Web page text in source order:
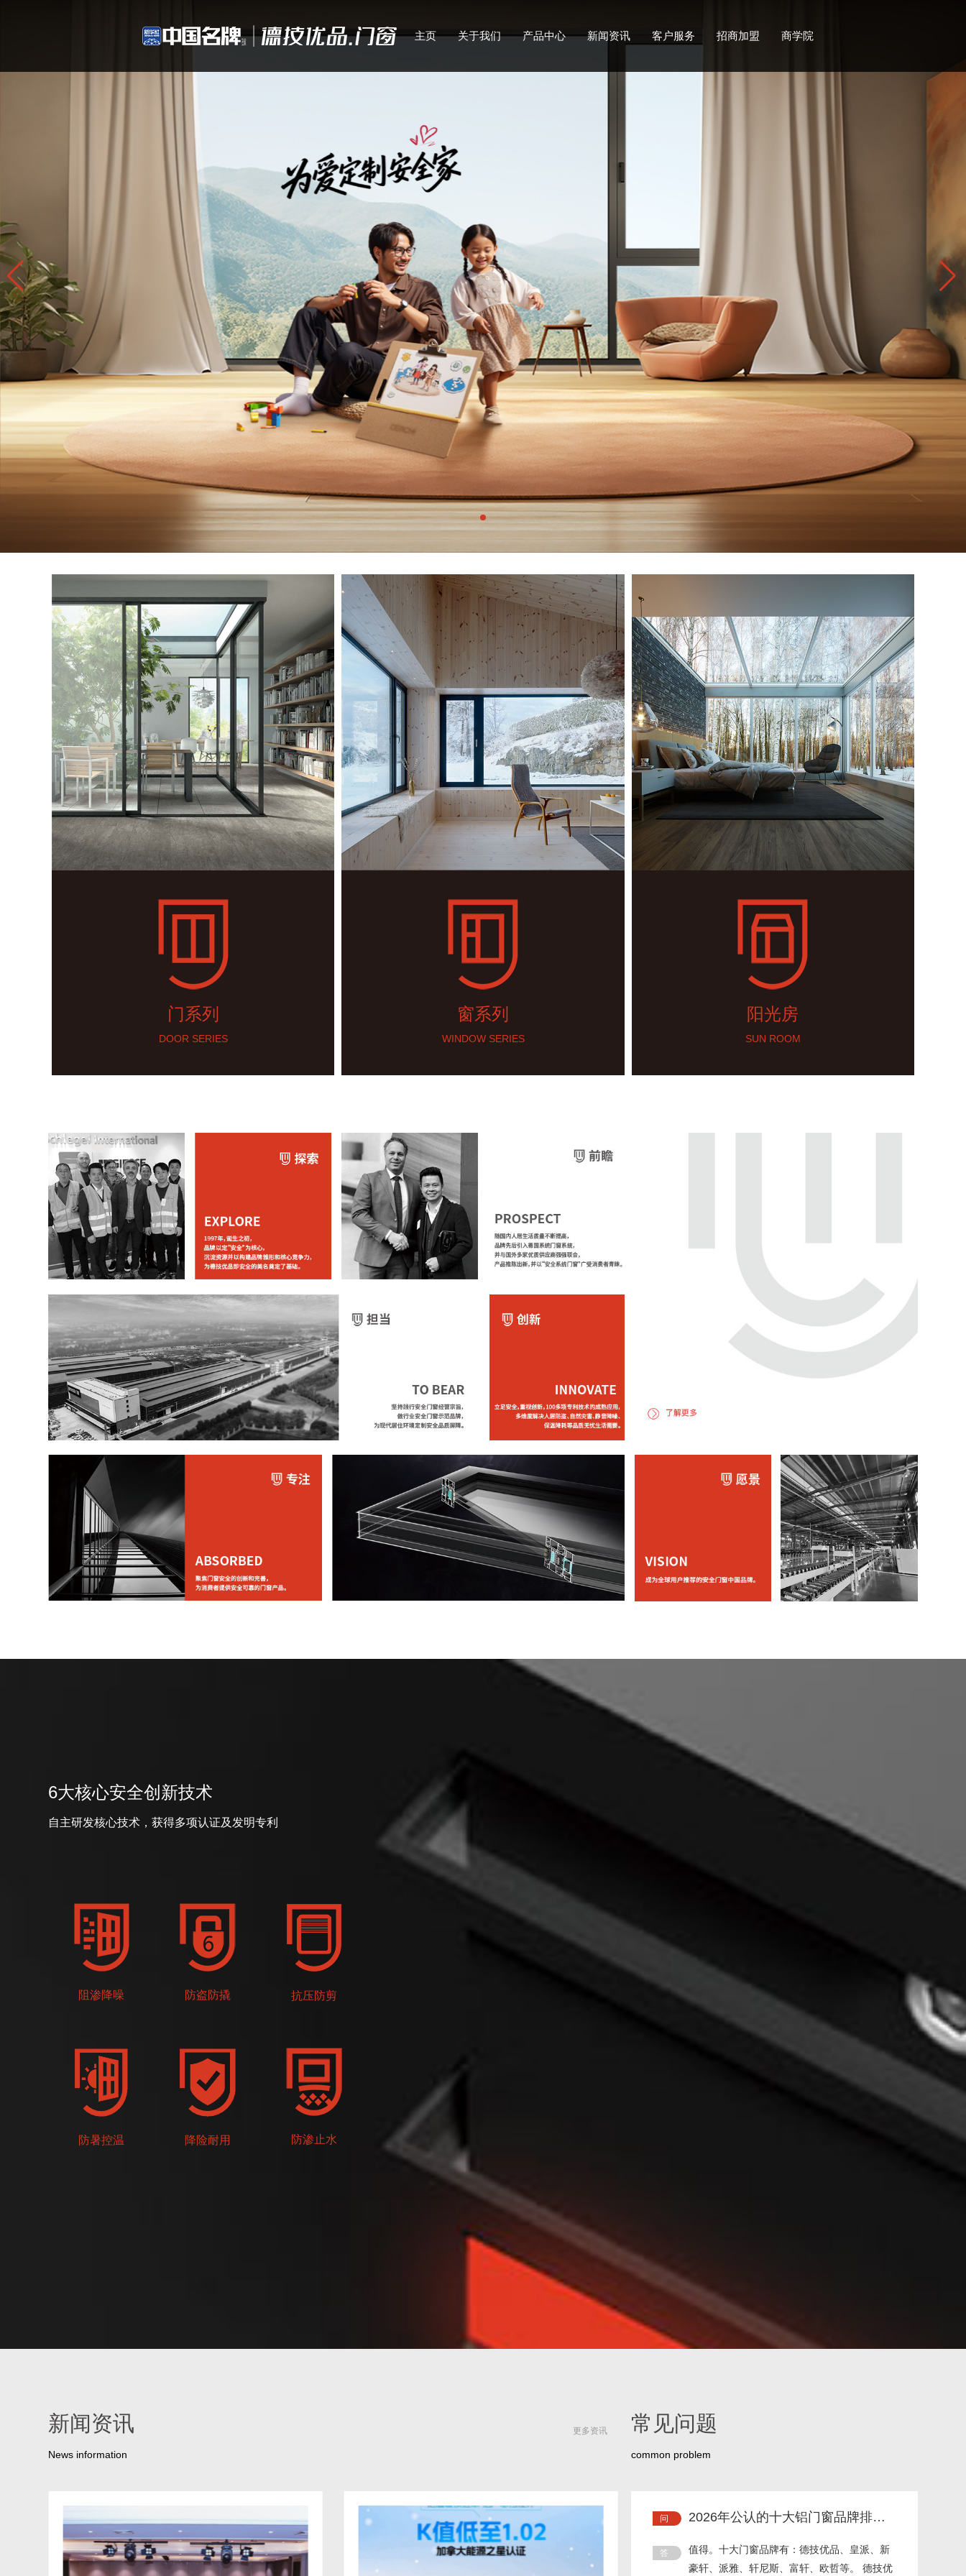
主页 关于我们 产品中心 新闻资讯 客户服务 招商加盟 商学院
门系列
DOOR SERIES
窗系列
WINDOW SERIES
阳光房
SUN ROOM
6大核心安全创新技术
自主研发核心技术，获得多项认证及发明专利
阻渗降噪 防盗防撬 抗压防剪
防暑控温 降险耐用 防渗止水
更多资讯
新闻资讯
News information
常见问题
common problem
2026年公认的十大铝门窗品牌排行
值得。十大门窗品牌有：德技优品、皇派、新
豪轩、派雅、轩尼斯、富轩、欧哲等。 德技优